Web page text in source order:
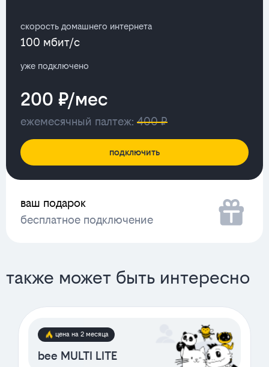
скорость домашнего интернета
100 мбит/с
уже подключено
200 ₽/мес
ежемесячный палтеж: 400 ₽
подключить
ваш подарок
бесплатное подключение
также может быть интересно
цена на 2 месяца
bee MULTI LITE